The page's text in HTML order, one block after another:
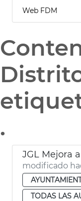
Web FDM
.
JGL Mejora
modificado
TODAS LAS